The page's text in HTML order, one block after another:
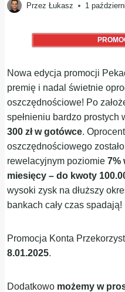
Przez Łukasz 1
Nowa edycja promocji
premię i nadal świetnie
oszczędnościowe! Po
spełnieniu bardzo
300 zł w gotówce.
oszczędnościowego
rewelacyjnym poziomie7%
miesięcy – do kwoty
wysoki zysk na dłuższy
bankach cały czas spadają!
Promocja Konta
8.01.2025.
Dodatkowo możemy w